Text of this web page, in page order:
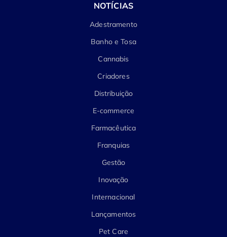
NOTÍCIAS
Adestramento
Banho e Tosa
Cannabis
Criadores
Distribuição
E-commerce
Farmacêutica
Franquias
Gestão
Inovação
Internacional
Lançamentos
Pet Care